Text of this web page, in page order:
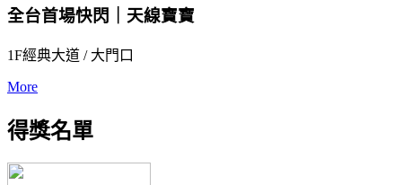
全台首場快閃｜天線寶寶
1F經典大道 / 大門口
More
得獎名單